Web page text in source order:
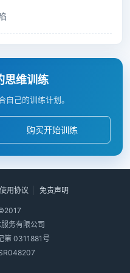
思维训练
自己的训练计划。
购买开始训练
使用协议 免责声明
务有限公司
第 0311881号